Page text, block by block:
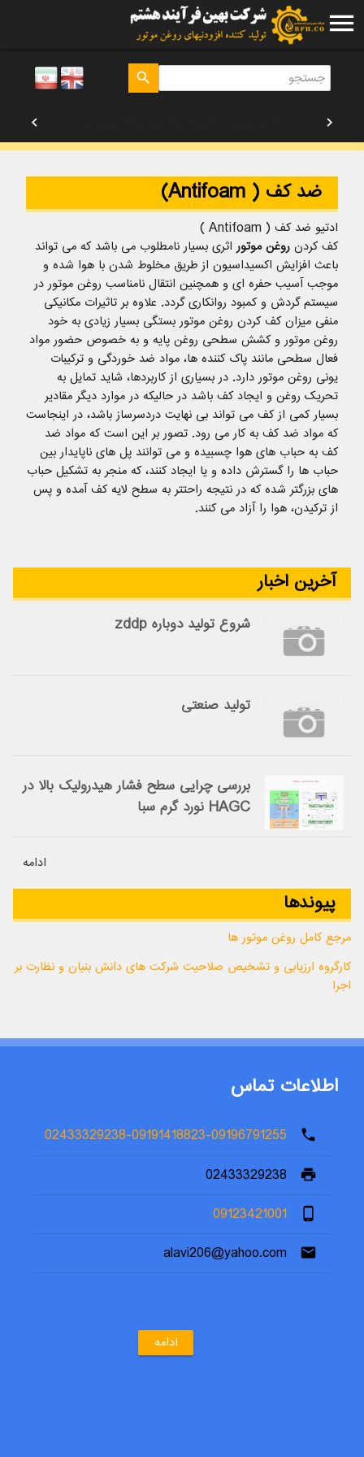
menu
search
chevron_right
chevron_left
ضد کف ( Antifoam)
ادتیو ضد کف ( Antifoam )
کف کردن روغن موتوراثری بسیار نامطلوب می باشد که می تواند
باعث افزایش اکسیداسیون از طریق مخلوط شدن با هوا شده و
موجب آسیب حفره ای و همچنین انتقال نامناسب روغن موتور در
سیستم گردش و کمبود روانکاری گردد. علاوه بر تاثیرات مکانیکی
منفی میزان کف کردن روغن موتور بستگی بسیار زیادی به خود
روغن موتور و کشش سطحی روغن پایه و به خصوص حضور مواد
فعال سطحی مانند پاک کننده ها، مواد ضد خوردگی و ترکیبات
یونی روغن موتور دارد. در بسیاری از کاربردها، شاید تمایل به
تحریک روغن و ایجاد کف باشد در حالیکه در موارد دیگر مقادیر
بسیار کمی از کف می تواند بی نهایت دردسرساز باشد، در اینجاست
که مواد ضد کف به کار می رود. تصور بر این است که مواد ضد
کف به حباب های هوا چسبیده و می توانند پل های ناپایدار بین
حباب ها را گسترش داده و یا ایجاد کنند، که منجر به تشکیل حباب
های بزرگتر شده که در نتیجه راحتتر به سطح لایه کف آمده و پس
از ترکیدن، هوا را آزاد می کنند.
آخرین اخبار
شروع تولید دوباره zddp
تولید صنعتی
بررسی چرایی سطح فشار هیدرولیک بالا در
HAGC نورد گرم سبا
ادامه
پیوندها
مرجع کامل روغن موتور ها
کارگروه ارزیابی و تشخیص صلاحیت شرکت های دانش بنیان و نظارت بر
اجرا
اطلاعات تماس
phone
02433329238-09191418823-09196791255
print
02433329238
phone_android
09123421001
email
alavi206@yahoo.com
ادامه